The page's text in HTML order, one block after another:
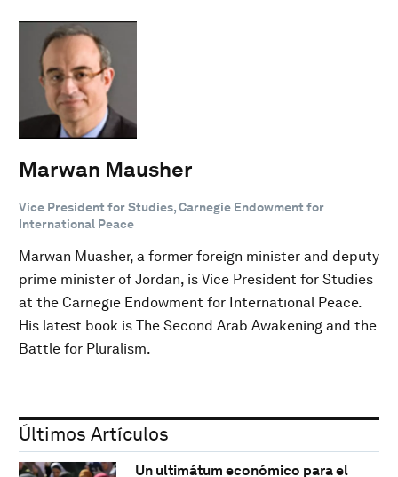
Marwan Mausher
Vice President for Studies, Carnegie Endowment for
International Peace
Marwan Muasher, a former foreign minister and deputy
prime minister of Jordan, is Vice President for Studies
at the Carnegie Endowment for International Peace.
His latest book is The Second Arab Awakening and the
Battle for Pluralism.
Últimos Artículos
Un ultimátum económico para el